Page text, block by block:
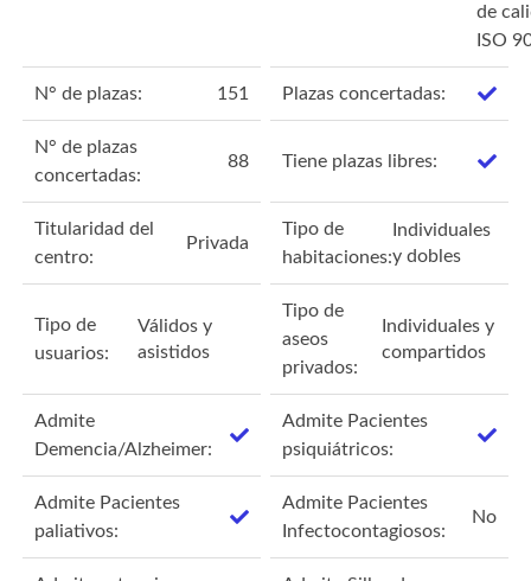
de
ISO
N° de plazas: 151 Plazas concertadas:
N° de plazas
concertadas:
88 Tiene plazas libres:
Titularidad del
centro:
Privada
Tipo de
habitaciones:
Individuales
y dobles
Tipo de
usuarios:
Válidos y
asistidos
Tipo de
aseos
privados:
Individuales y
compartidos
Admite
Demencia/Alzheimer:
Admite Pacientes
psiquiátricos:
Admite Pacientes
paliativos:
Admite Pacientes
Infectocontagiosos:
No